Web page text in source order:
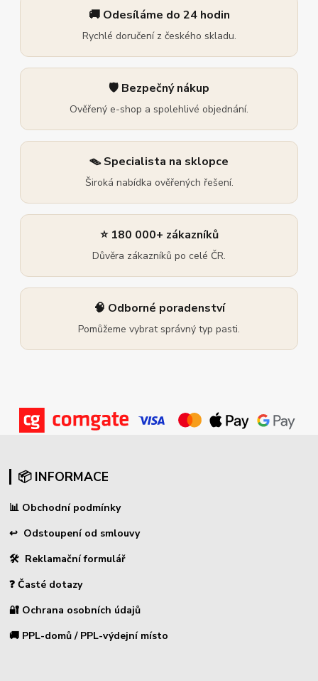
🚚 Odesíláme do 24 hodin
Rychlé doručení z českého skladu.
🛡️ Bezpečný nákup
Ověřený e-shop a spolehlivé objednání.
🪤 Specialista na sklopce
Široká nabídka ověřených řešení.
⭐ 180 000+ zákazníků
Důvěra zákazníků po celé ČR.
🧠 Odborné poradenství
Pomůžeme vybrat správný typ pasti.
📦 INFORMACE
📊 Obchodní podmínky
↩ Odstoupení od smlouvy
🛠 Reklamační formulář
❓ Časté dotazy
🔐 Ochrana osobních údajů
🚚 PPL-domů / PPL-výdejní místo